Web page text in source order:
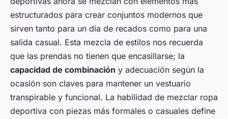
estructurados para crear conjuntos modernos que
sirven tanto para un día de recados como para una
salida casual. Esta mezcla de estilos nos recuerda
que las prendas no tienen que encasillarse; la
capacidad de combinación y adecuación según la
ocasión son claves para mantener un vestuario
transpirable y funcional. La habilidad de mezclar ropa
deportiva con piezas más formales o casuales define